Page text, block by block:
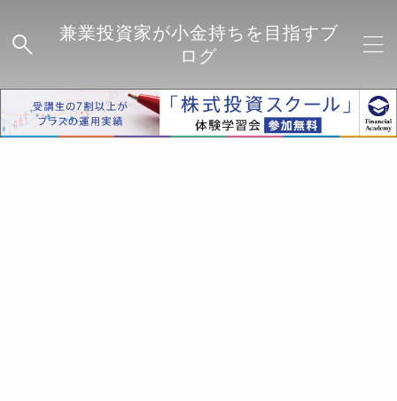
兼業投資家が小金持ちを目指すブ
ログ